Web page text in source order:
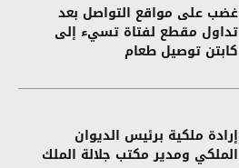
غضب على مواقع التواصل بعد
تداول مقطع لفتاة تسيء إلى
كابتن توصيل طعام
إرادة ملكية برئيس الديوان
الملكي ومدير مكتب جلالة الملك